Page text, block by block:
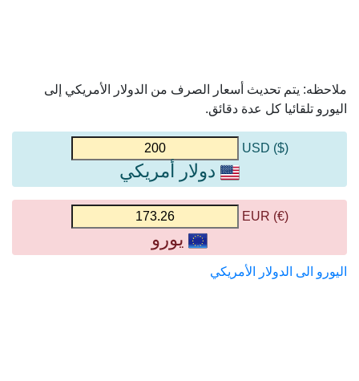
ملاحظه: يتم تحديث أسعار الصرف من الدولار الأمريكي إلى
اليورو تلقائيا كل عدة دقائق.
($) USD
دولار أمريكي
(€) EUR
يورو
اليورو الى الدولار الأمريكي